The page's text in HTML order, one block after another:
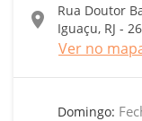
location_on
Rua Doutor
Iguaçu, RJ -
Ver no
Domingo: